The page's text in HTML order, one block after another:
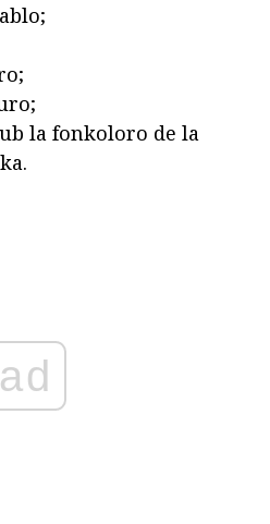
la fonkoloro de la
ad